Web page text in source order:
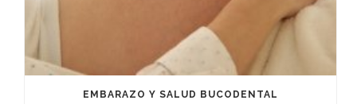
EMBARAZO Y SALUD BUCODENTAL